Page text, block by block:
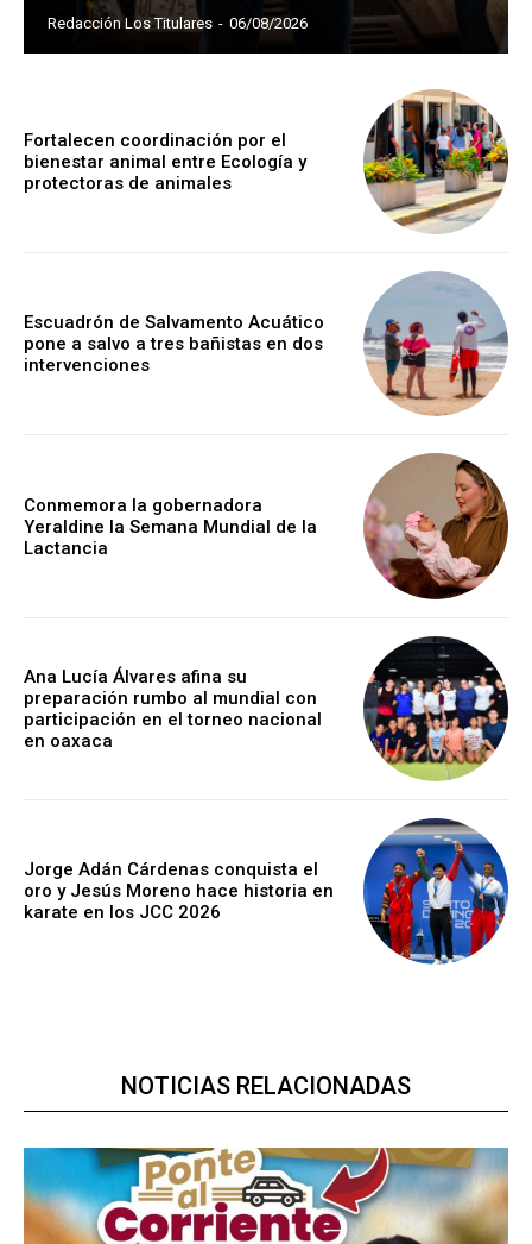
Redacción Los Titulares - 06/08/2026
Fortalecen coordinación por el
bienestar animal entre Ecología y
protectoras de animales
Escuadrón de Salvamento Acuático
pone a salvo a tres bañistas en dos
intervenciones
Conmemora la gobernadora
Yeraldine la Semana Mundial de la
Lactancia
Ana Lucía Álvares afina su
preparación rumbo al mundial con
participación en el torneo nacional
en oaxaca
Jorge Adán Cárdenas conquista el
oro y Jesús Moreno hace historia en
karate en los JCC 2026
NOTICIAS RELACIONADAS